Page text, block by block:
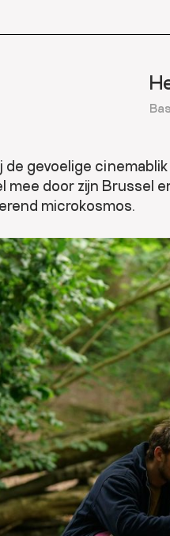
de gevoelige
mee door zijn Brussel
microkosmos.